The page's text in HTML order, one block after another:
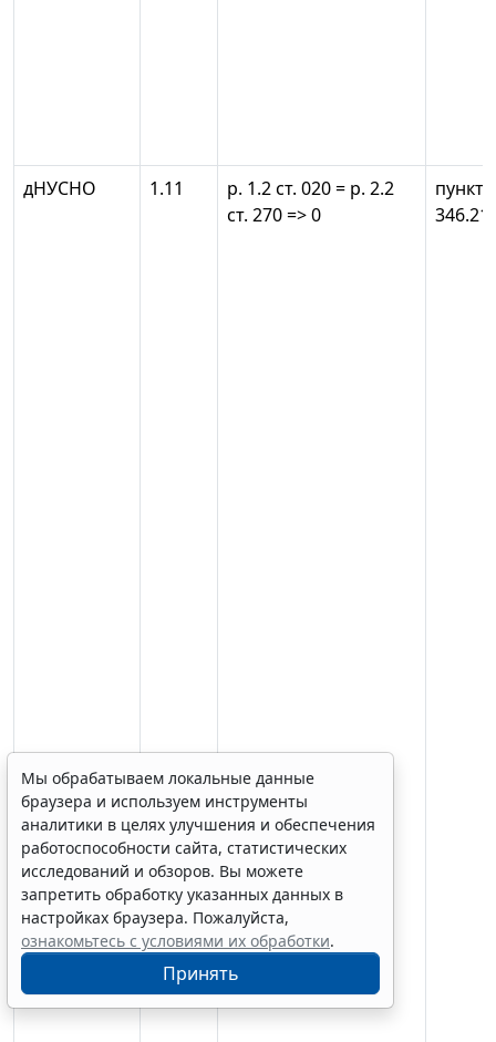
дНУСНО 1.11
р. 1.2 ст. 020 = р. 2.2
ст. 270 => 0
пункт
Мы обрабатываем локальные данные
браузера и используем инструменты
аналитики в целях улучшения и обеспечения
работоспособности сайта, статистических
исследований и обзоров. Вы можете
запретить обработку указанных данных в
настройках браузера. Пожалуйста,
ознакомьтесь с условиями их обработки.
Принять